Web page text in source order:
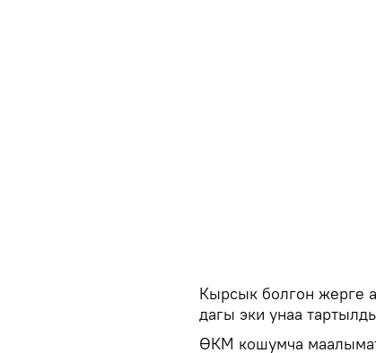
Кырсык болгон жерге
дагы эки унаа
ӨКМ кошумча